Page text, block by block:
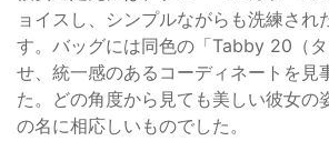
ョイスし、シンプルながらも洗練され
す。バッグには同色の「Tabby 20（
せ、統一感のあるコーディネートを見
た。どの角度から見ても美しい彼女の
の名に相応しいものでした。